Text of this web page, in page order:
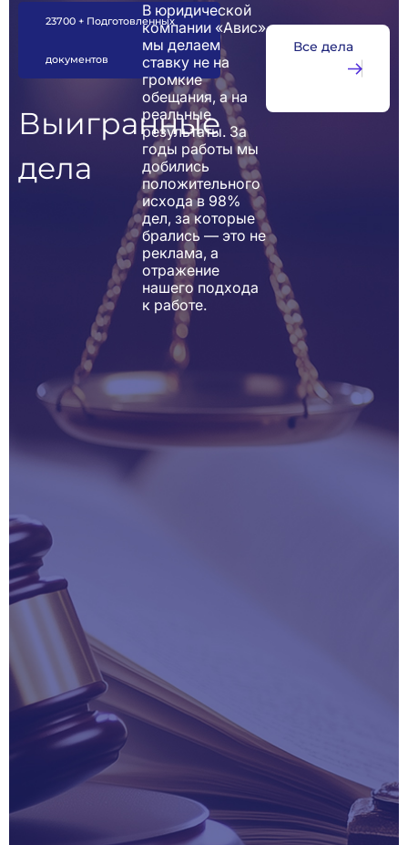
23700 + Подготовленных
документов
Выигранные
дела
В юридической
компании «Авис»
мы делаем
ставку не на
громкие
обещания, а на
реальные
результаты. За
годы работы мы
добились
положительного
исхода в 98%
дел, за которые
брались — это не
реклама, а
отражение
нашего подхода
к работе.
Арбитражное Право Выигранные
Определение Арбитражного суда Тюменской